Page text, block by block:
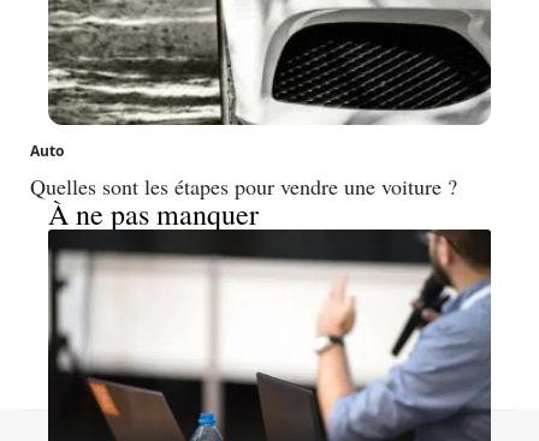
Auto
Quelles sont les étapes pour vendre une voiture ?
À ne pas manquer